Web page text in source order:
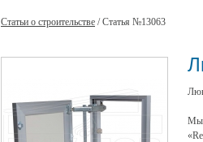
Статьи о строительстве / Статья №13063
Мы